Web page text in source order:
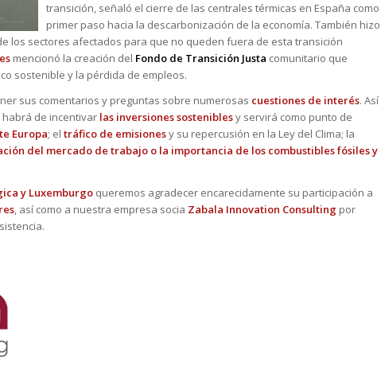
transición, señaló el cierre de las centrales térmicas en España como
primer paso hacia la descarbonización de la economía. También hizo
los sectores afectados para que no queden fuera de esta transición
mencionó la creación del Fondo de Transición Justa comunitario que
sostenible y la pérdida de empleos.
sus comentarios y preguntas sobre numerosas cuestiones de interés. Así
habrá de incentivar las inversiones sosteniblesy servirá como punto de
Europa; el tráfico de emisionesy su repercusión en la Ley del Clima; la
del mercado de trabajo o la importancia de los combustibles fósiles y
y Luxemburgo queremos agradecer encarecidamente su participación a
, así como a nuestra empresa socia Zabala Innovation Consulting por